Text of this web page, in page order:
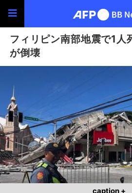
フィリピン南部地震で1人
が倒壊
caption +